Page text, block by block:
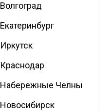
Волгоград
Екатеринбург
Иркутск
Краснодар
Набережные Челны
Новосибирск